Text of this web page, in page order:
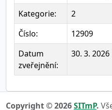
Kategorie:
2
Číslo:
12909
Datum
zveřejnění:
30. 3. 2026
Copyright © 2026SITmP.